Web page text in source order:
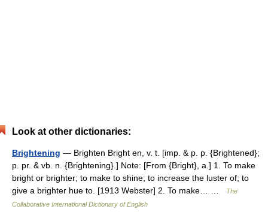
Look at other dictionaries:
Brightening — Brighten Bright en, v. t. [imp. & p. p. {Brightened};
p. pr. & vb. n. {Brightening}.] Note: [From {Bright}, a.] 1. To make
bright or brighter; to make to shine; to increase the luster of; to
give a brighter hue to. [1913 Webster] 2. To make… …
The
Collaborative International Dictionary of English